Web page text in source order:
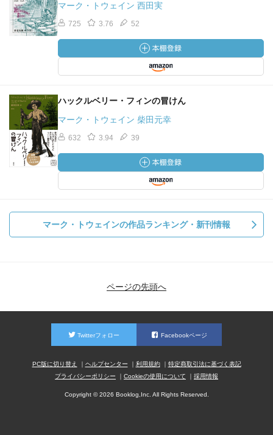
マーク・トウェイン 西田実
725 3.76 52
ハックルベリー・フィンの冒けん
マーク・トウェイン 柴田元幸
632 3.94 39
マーク・トウェインの作品ランキング・新刊情報
ページの先頭へ
Twitterフォロー Facebookページ
PC版に切り替え ヘルプセンター 利用規約
特定商取引法に基づく表記
プライバシーポリシー
Cookieの使用について 採用情報
Copyright © 2026 Booklog,Inc. All Rights Reserved.